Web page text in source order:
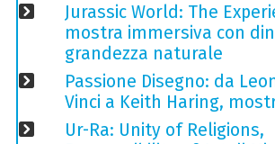
Jurassic World: The
mostra immersiva con
grandezza naturale
Passione Disegno: da
Vinci a Keith Haring,
Ur-Ra: Unity of Religions,